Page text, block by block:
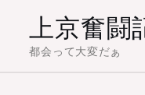
content
上京奮闘
都会って大変だぁ